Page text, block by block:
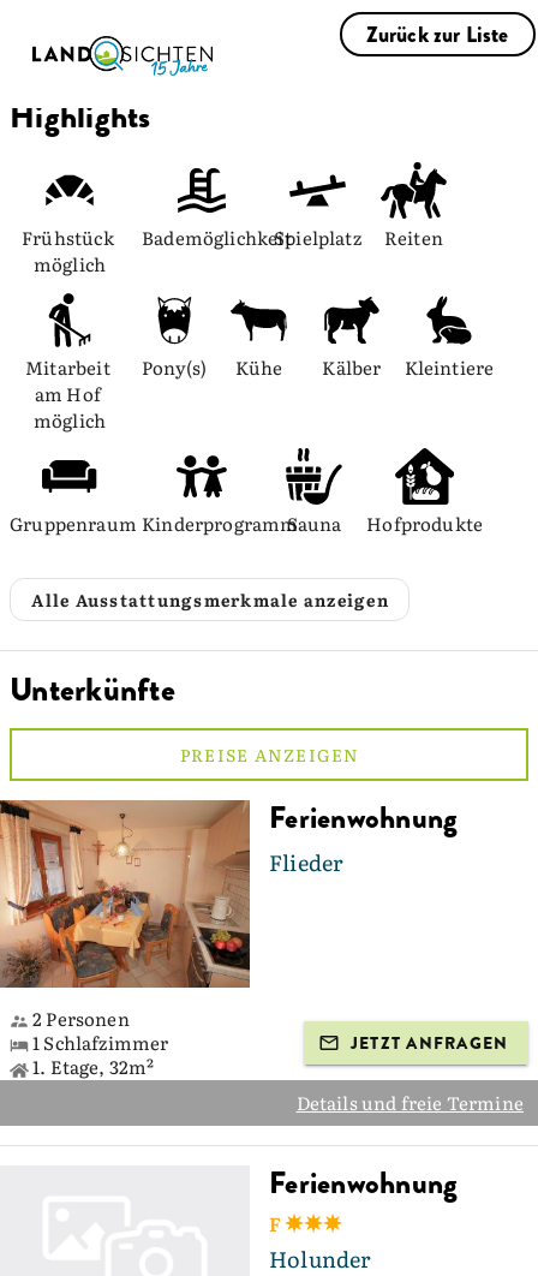
Zurück zur Liste
Highlights
Frühstück
möglich
BademöglichkeitSpielplatz Reiten
Mitarbeit
am Hof
möglich
Pony(s) Kühe Kälber Kleintiere
Gruppenraum KinderprogrammSauna Hofprodukte
Alle Ausstattungsmerkmale anzeigen
Unterkünfte
PREISE ANZEIGEN
Ferienwohnung
Flieder
2 Personen
1 Schlafzimmer
1. Etage, 32m²
JETZT ANFRAGEN
Details und freie Termine
Ferienwohnung
F
Holunder